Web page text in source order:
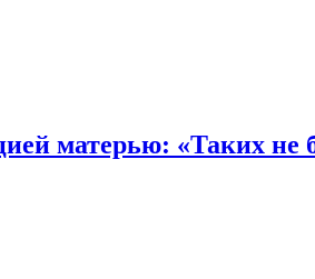
матерью: «Таких не